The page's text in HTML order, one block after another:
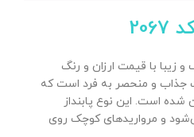
زیبا با قیمت ارزان و رنگ
جذاب و منحصر به فرد است که
شده است. این نوع پابنداز
و مرواریدهای کوچک روی